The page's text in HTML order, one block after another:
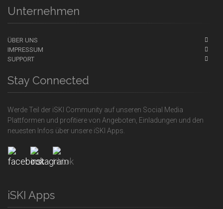
Unternehmen
ÜBER UNS
IMPRESSUM
SUPPORT
Stay Connected
Werde Teil der iSKI Community auf unseren Social Media
Plattformen und profitiere von Angeboten, Einladungen und den
neuesten Infos über unsere iSKI Apps.
iSKI Apps